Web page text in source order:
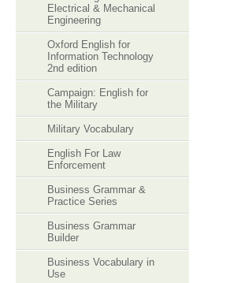
Electrical & Mechanical
Engineering
Oxford English for
Information Technology
2nd edition
Campaign: English for
the Military
Military Vocabulary
English For Law
Enforcement
Business Grammar &
Practice Series
Business Grammar
Builder
Business Vocabulary in
Use